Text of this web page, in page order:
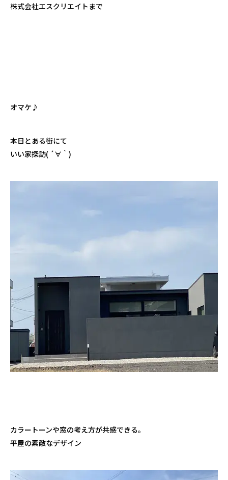
株式会社エスクリエイトまで
オマケ♪
本日とある街にて
いい家探訪( ´∀｀)
カラートーンや窓の考え方が共感できる。
平屋の素敵なデザイン